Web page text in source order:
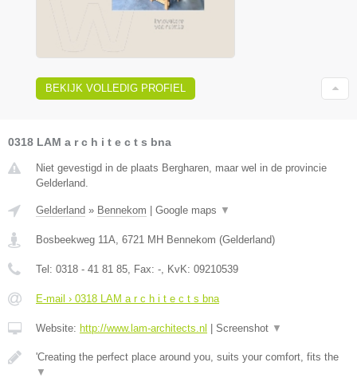
BEKIJK VOLLEDIG PROFIEL
0318 LAM a r c h i t e c t s bna
Niet gevestigd in de plaats Bergharen, maar wel in de provincie
Gelderland.
Gelderland » Bennekom Google maps ▼
Bosbeekweg 11A, 6721 MH Bennekom (Gelderland)
Tel: 0318 - 41 81 85, Fax: -, KvK: 09210539
E-mail › 0318 LAM a r c h i t e c t s bna
Website: http://www.lam-architects.nl Screenshot ▼
'Creating the perfect place around you, suits your comfort, fits the
▼